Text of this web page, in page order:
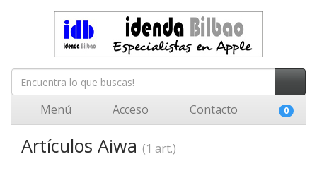
Menú Acceso Contacto 0
Artículos Aiwa (1 art.)